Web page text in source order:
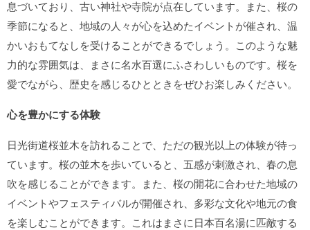
息づいており、古い神社や寺院が点在しています。また、桜の
季節になると、地域の人々が心を込めたイベントが催され、温
かいおもてなしを受けることができるでしょう。このような魅
力的な雰囲気は、まさに名水百選にふさわしいものです。桜を
愛でながら、歴史を感じるひとときをぜひお楽しみください。
心を豊かにする体験
日光街道桜並木を訪れることで、ただの観光以上の体験が待っ
ています。桜の並木を歩いていると、五感が刺激され、春の息
吹を感じることができます。また、桜の開花に合わせた地域の
イベントやフェスティバルが開催され、多彩な文化や地元の食
を楽しむことができます。これはまさに日本百名湯に匹敵する